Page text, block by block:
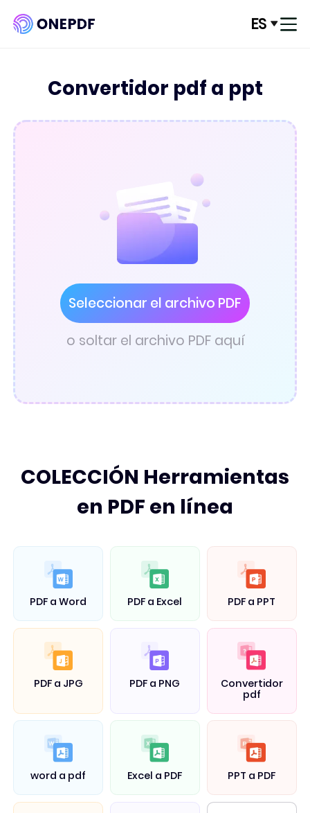
ES
Convertir de PDF
Convertir a PDF
PDF Optimze
Organizar PDF
Editar PDF
Seguridad de PDF
Convertidor pdf
Convertidor pdf a ppt
Seleccionar el archivo PDF
o soltar el archivo PDF aquí
COLECCIÓN Herramientas
en PDF en línea
PDF a Word PDF a Excel PDF a PPT
PDF a JPG PDF a PNG
Convertidor
pdf
word a pdf Excel a PDF PPT a PDF